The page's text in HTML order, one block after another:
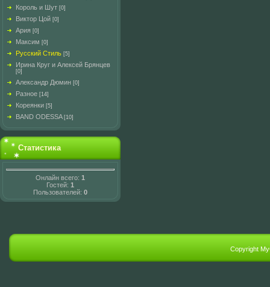
Король и Шут [0]
Виктор Цой [0]
Ария [0]
Максим [0]
Русский Стиль [5]
Ирина Круг и Алексей Брянцев
[0]
Александр Дюмин [0]
Разное [14]
Кореянки [5]
BAND ODESSA [10]
Статистика
Онлайн всего: 1
Гостей: 1
Пользователей: 0
Copyright